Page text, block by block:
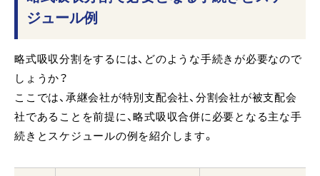
ジュール例
略式吸収分割をするには、どのような手続きが必要なので
しょうか？
ここでは、承継会社が特別支配会社、分割会社が被支配会
社であることを前提に、略式吸収合併に必要となる主な手
続きとスケジュールの例を紹介します。